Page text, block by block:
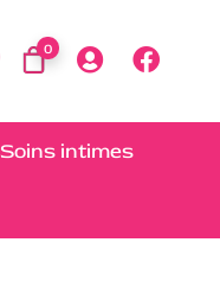
0
Soins intimes